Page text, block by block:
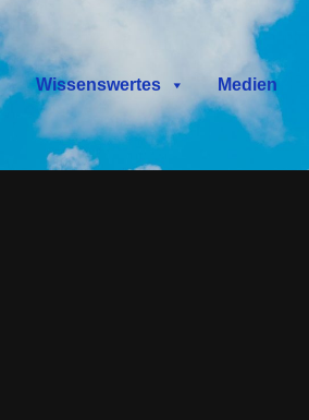
Wissenswertes Medien